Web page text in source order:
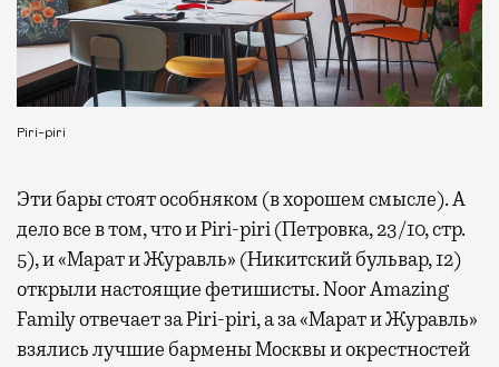
Piri-piri
Эти бары стоят особняком (в хорошем смысле). А
дело все в том, что и Piri-piri (Петровка, 23/10, стр.
5), и «Марат и Журавль» (Никитский бульвар, 12)
открыли настоящие фетишисты. Noor Amazing
Family отвечает за Piri-piri, а за «Марат и Журавль»
взялись лучшие бармены Москвы и окрестностей